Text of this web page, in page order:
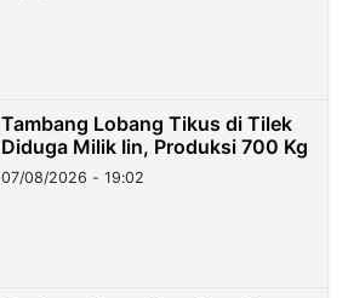
Tambang Lobang Tikus di Tilek
Diduga Milik Iin, Produksi 700 Kg
07/08/2026 - 19:02